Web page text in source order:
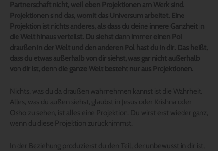
Partnerschaft nicht, weil eben Projektionen am Werk sind.
Projektionen sind das, womit das Universum arbeitet. Eine
Projektion ist nichts anderes, als dass du deine innere Ganzheit in
die Welt hinaus verteilst. Du siehst dann immer einen Pol
draußen in der Welt und den anderen Pol hast du in dir. Das heißt,
dass du etwas außerhalb von dir siehst, was gar nicht außerhalb
von dir ist, denn die ganze Welt besteht nur aus Projektionen.
Nichts, was du da draußen wahrnehmen kannst ist die Wahrheit.
Alles, was du außen siehst, glaubst in Jesus oder Krishna oder
Osho zu sehen, ist alles eine Projektion. Du wirst erst wieder ganz,
wenn du diese Projektion zurücknimmst.
In der Beziehung produzierst du den Teil, der unbewusst in dir ist,